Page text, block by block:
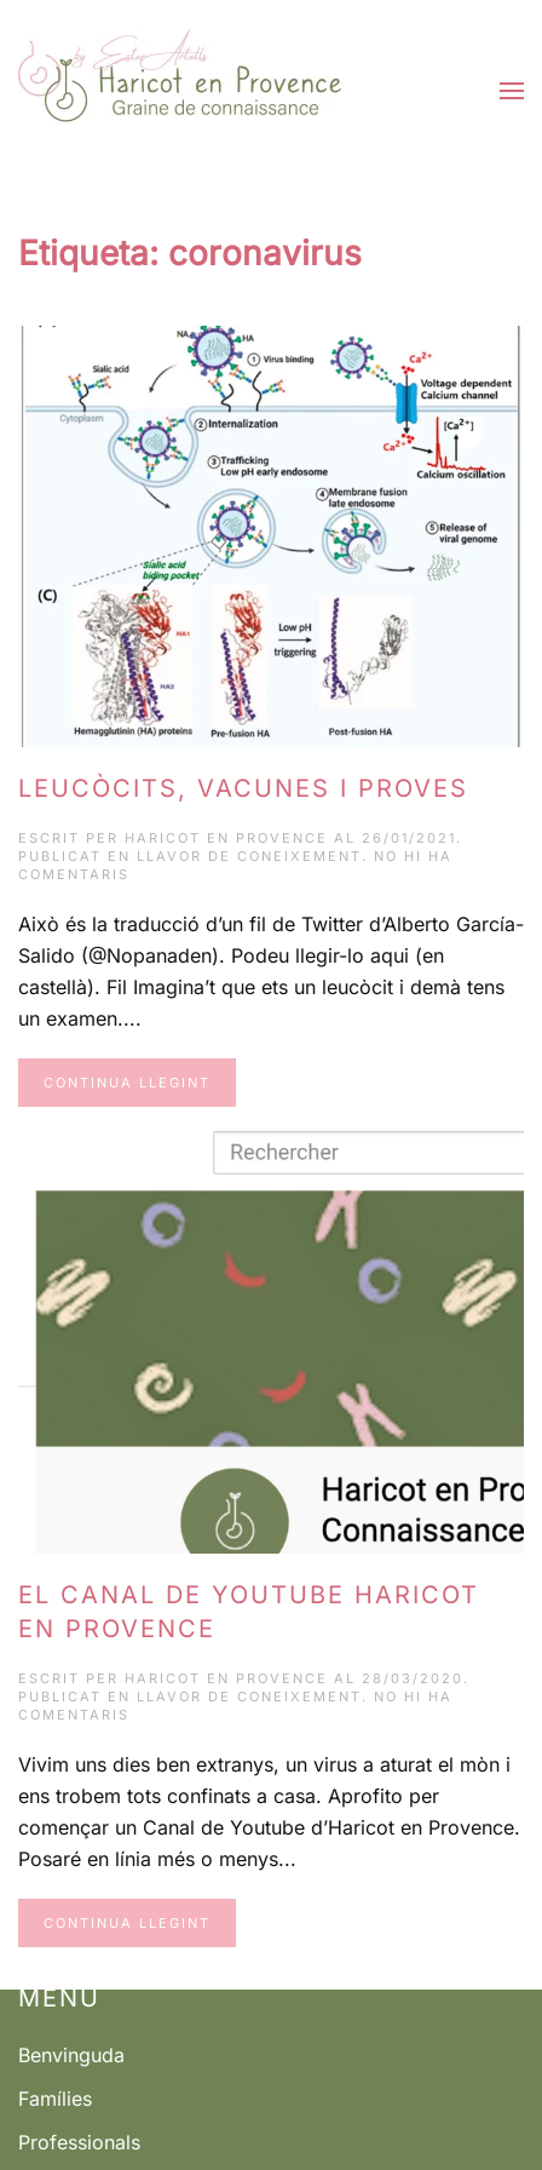
Skip to main content
Etiqueta: coronavirus
LEUCÒCITS, VACUNES I PROVES
ESCRIT PER HARICOT EN PROVENCE AL 26/01/2021 .
PUBLICAT EN LLAVOR DE CONEIXEMENT . NO HI HA
COMENTARIS
I
PROVES
Això és la traducció d’un fil de Twitter d’Alberto García-
Salido (@Nopanaden). Podeu llegir-lo aqui (en
castellà). Fil Imagina’t que ets un leucòcit i demà tens
un examen....
CONTINUA LLEGINT
EL CANAL DE YOUTUBE HARICOT
EN PROVENCE
ESCRIT PER HARICOT EN PROVENCE AL 28/03/2020
PUBLICAT EN LLAVOR DE CONEIXEMENT
NO HI HA
COMENTARIS
DE
YOUTUBE
HARICOT
EN
PROVENCE
Vivim uns dies ben extranys, un virus a aturat el mòn i
ens trobem tots confinats a casa. Aprofito per
començar un Canal de Youtube d’Haricot en Provence.
Posaré en línia més o menys...
CONTINUA LLEGINT
MENÚ
Benvinguda
Famílies
Professionals